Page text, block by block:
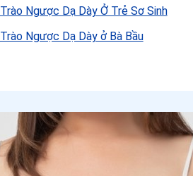
Trào Ngược Dạ Dày Ở Trẻ Sơ Sinh
Trào Ngược Dạ Dày ở Bà Bầu